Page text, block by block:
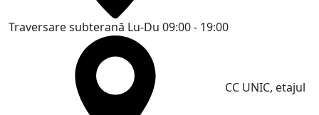
Traversare subterană Lu-Du 09:00 - 19:00
CC UNIC, etajul